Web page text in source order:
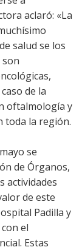
aclaró: «La
salud se los
de la
oftalmología y
toda la región.
se
de Órganos,
actividades
de este
Padilla y
el
Estas